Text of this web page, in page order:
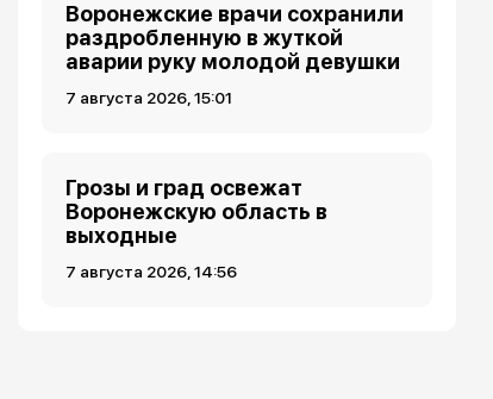
Воронежские врачи сохранили
раздробленную в жуткой
аварии руку молодой девушки
7 августа 2026, 15:01
Грозы и град освежат
Воронежскую область в
выходные
7 августа 2026, 14:56